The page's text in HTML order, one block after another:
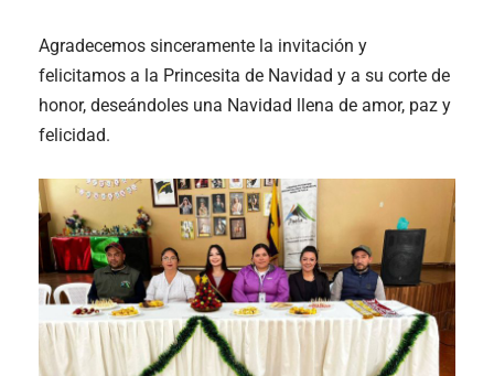
Agradecemos sinceramente la invitación y
felicitamos a la Princesita de Navidad y a su corte de
honor, deseándoles una Navidad llena de amor, paz y
felicidad.